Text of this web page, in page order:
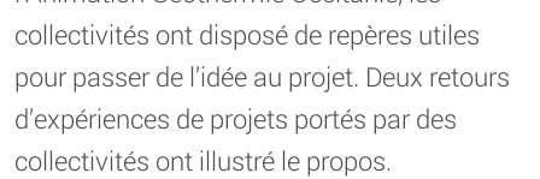
collectivités ont disposé de repères utiles
pour passer de l’idée au projet. Deux retours
d’expériences de projets portés par des
collectivités ont illustré le propos.